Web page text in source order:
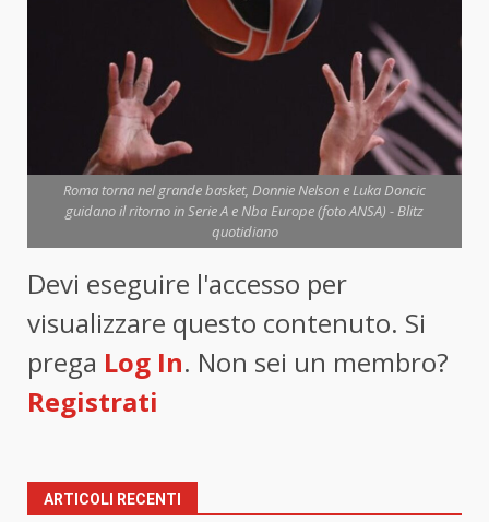
Roma torna nel grande basket, Donnie Nelson e Luka Doncic
guidano il ritorno in Serie A e Nba Europe (foto ANSA) - Blitz
quotidiano
Devi eseguire l'accesso per
visualizzare questo contenuto. Si
prega Log In. Non sei un membro?
Registrati
ARTICOLI RECENTI